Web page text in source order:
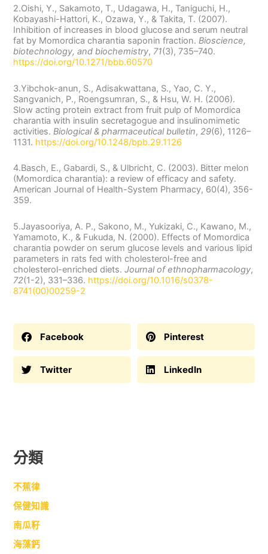
2.Oishi, Y., Sakamoto, T., Udagawa, H., Taniguchi, H.,
Kobayashi-Hattori, K., Ozawa, Y., & Takita, T. (2007).
Inhibition of increases in blood glucose and serum neutral
fat by Momordica charantia saponin fraction.Bioscience,
biotechnology, and biochemistry, 71(3), 735–740.
https://doi.org/10.1271/bbb.60570
3.Yibchok-anun, S., Adisakwattana, S., Yao, C. Y.,
Sangvanich, P., Roengsumran, S., & Hsu, W. H. (2006).
Slow acting protein extract from fruit pulp of Momordica
charantia with insulin secretagogue and insulinomimetic
activities.Biological & pharmaceutical bulletin,29(6), 1126–
1131. https://doi.org/10.1248/bpb.29.1126
4.Basch, E., Gabardi, S., & Ulbricht, C. (2003). Bitter melon
(Momordica charantia): a review of efficacy and safety.
American Journal of Health-System Pharmacy, 60(4), 356-
359.
5.Jayasooriya, A. P., Sakono, M., Yukizaki, C., Kawano, M.,
Yamamoto, K., & Fukuda, N. (2000). Effects of Momordica
charantia powder on serum glucose levels and various lipid
parameters in rats fed with cholesterol-free and
cholesterol-enriched diets.Journal of ethnopharmacology,
72(1-2), 331–336. https://doi.org/10.1016/s0378-
8741(00)00259-2
Facebook Pinterest
Twitter LinkedIn
分類
不蕉律
保健知識
南瓜籽
海藻鈣